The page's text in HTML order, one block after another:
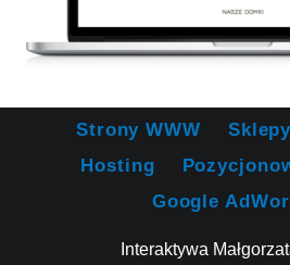
Strony WWW
Hosting
Google
Interaktywa